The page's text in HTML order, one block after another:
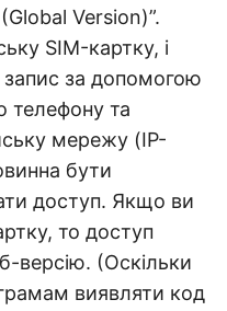
Version)”.
SIM-картку, і
запис за допомогою
телефону та
мережу (IP-
бути
доступ. Якщо ви
то доступ
версію. (Оскільки
виявляти код